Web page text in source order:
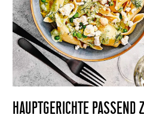
HAUPTGERICHTE PASSEND